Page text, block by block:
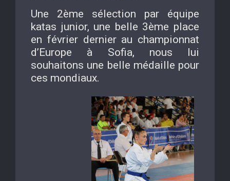
Une 2ème sélection par équipe
katas junior, une belle 3ème place
en février dernier au championnat
d’Europe à Sofia, nous lui
souhaitons une belle médaille pour
ces mondiaux.